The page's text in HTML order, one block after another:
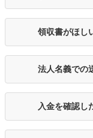
領収書がほし
法人名義での
入金を確認し